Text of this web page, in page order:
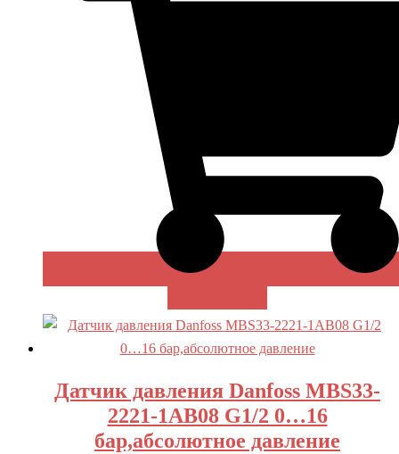
Датчик давления Danfoss MBS33-
2221-1AB08 G1/2 0…16
бар,абсолютное давление